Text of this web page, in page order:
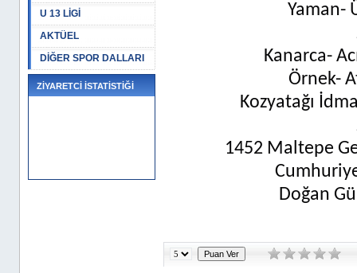
U 13 LİGİ
AKTÜEL
DİĞER SPOR DALLARI
ZİYARETCİ İSTATİSTİĞİ
Yaman-
Kanarca-
Örnek-
Kozyatağı
1452 Maltepe
Doğan